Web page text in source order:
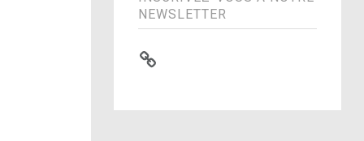
NEWSLETTER